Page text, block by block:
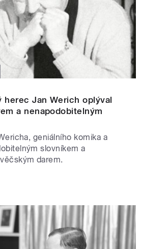
herec Jan Werich oplýval
a nenapodobitelným
geniálního komika a
slovníkem a
darem.